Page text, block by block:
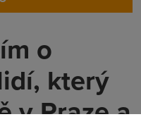
o
který
v Praze a